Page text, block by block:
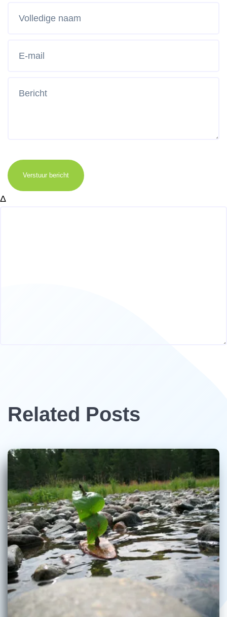
Verstuur bericht
Δ
Related Posts